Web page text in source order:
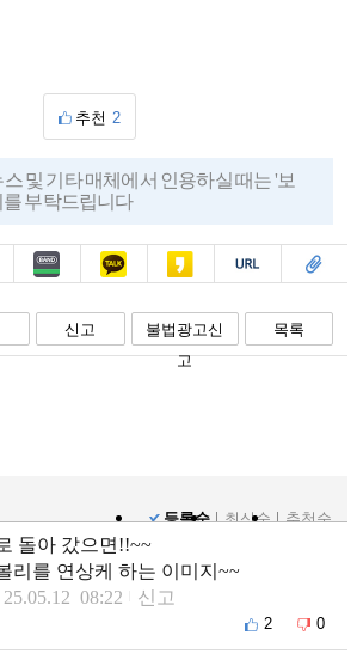
추천 2
및 기타 매체에서 인용하실 때는 '보
부탁드립니다
밴드 카톡 카스 복사 스크랩
신고
불법광고신
고
목록
등록순
최신순 추천순
돌아 갔으면!!~~
리를 연상케 하는 이미지~~
25.05.12 08:22 신고
2 0